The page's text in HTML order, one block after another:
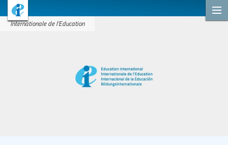
Internationale de l'Education